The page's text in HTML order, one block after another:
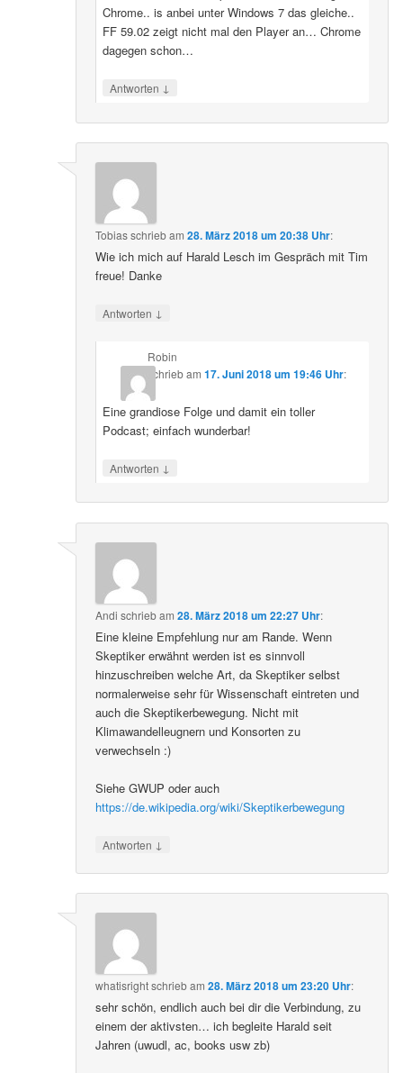
Chrome.. is anbei unter Windows 7 das gleiche..
FF 59.02 zeigt nicht mal den Player an… Chrome
dagegen schon…
Antworten ↓
Tobiasschriebam28. März 2018 um 20:38 Uhr:
Wie ich mich auf Harald Lesch im Gespräch mit Tim
freue! Danke
Antworten ↓
Robin
schriebam 17. Juni 2018 um 19:46 Uhr:
Eine grandiose Folge und damit ein toller
Podcast; einfach wunderbar!
Antworten ↓
Andi schriebam28. März 2018 um 22:27 Uhr:
Eine kleine Empfehlung nur am Rande. Wenn
Skeptiker erwähnt werden ist es sinnvoll
hinzuschreiben welche Art, da Skeptiker selbst
normalerweise sehr für Wissenschaft eintreten und
auch die Skeptikerbewegung. Nicht mit
Klimawandelleugnern und Konsorten zu
verwechseln :)
Siehe GWUP oder auch
https://de.wikipedia.org/wiki/Skeptikerbewegung
Antworten ↓
whatisrightschriebam28. März 2018 um 23:20 Uhr:
sehr schön, endlich auch bei dir die Verbindung, zu
einem der aktivsten… ich begleite Harald seit
Jahren (uwudl, ac, books usw zb)